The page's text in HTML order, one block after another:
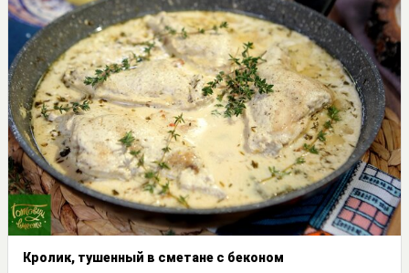
Кролик, тушенный в сметане с беконом